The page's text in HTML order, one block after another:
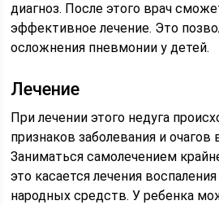
диагноз. После этого врач
эффективное лечение. Это
осложнения пневмонии у детей.
Лечение
При лечении этого недуга
признаков заболевания и очагов
Заниматься самолечением
это касается лечения
народных средств. У ребенка